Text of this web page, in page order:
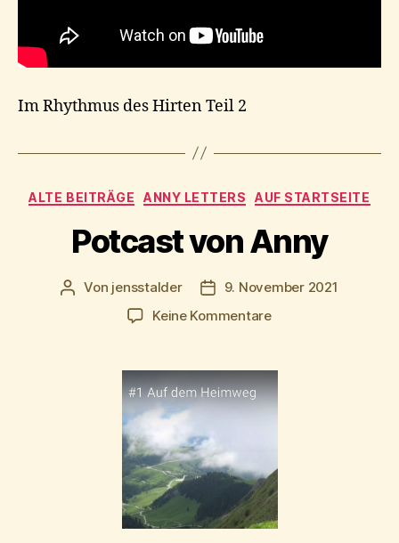
Im Rhythmus des Hirten Teil 2
Kategorien
ALTE BEITRÄGE ANNY LETTERS AUF STARTSEITE
Potcast von Anny
Beitragsautor
Von jensstalder Beitragsdatum
9. November 2021
Keine Kommentarezu
Anny